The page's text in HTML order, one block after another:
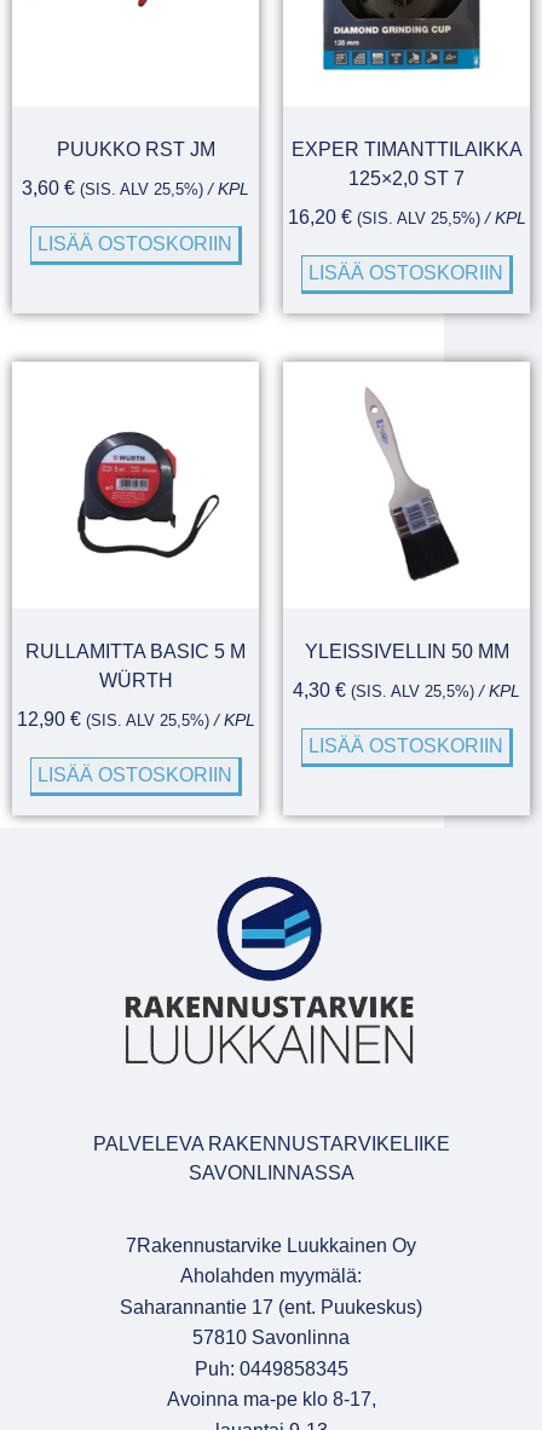
PUUKKO RST JM
3,60 € (SIS. ALV 25,5%) / KPL
LISÄÄ OSTOSKORIIN
EXPER TIMANTTILAIKKA
125×2,0 ST 7
16,20 € (SIS. ALV 25,5%)/ KPL
LISÄÄ OSTOSKORIIN
RULLAMITTA BASIC 5 M
WÜRTH
12,90 € (SIS. ALV 25,5%)/ KPL
LISÄÄ OSTOSKORIIN
YLEISSIVELLIN 50 MM
4,30 € (SIS. ALV 25,5%) / KPL
LISÄÄ OSTOSKORIIN
PALVELEVA RAKENNUSTARVIKELIIKE
SAVONLINNASSA
7Rakennustarvike Luukkainen Oy
Aholahden myymälä:
Saharannantie 17 (ent. Puukeskus)
57810 Savonlinna
Puh: 0449858345
Avoinna ma-pe klo 8-17,